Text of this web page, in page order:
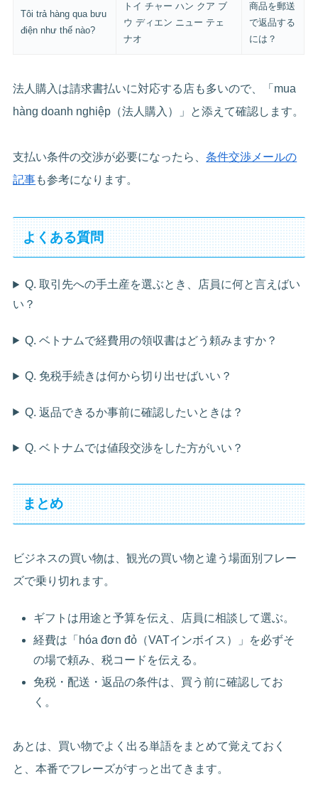
Tôi trả hàng qua bưu
điện như thế nào?
トイ チャー ハン クア ブ
ウ ディエン ニュー テェ
ナオ
商品を郵送
で返品する
には？
法人購入は請求書払いに対応する店も多いので、「mua
hàng doanh nghiệp（法人購入）」と添えて確認します。
支払い条件の交渉が必要になったら、条件交渉メールの
記事も参考になります。
よくある質問
Q. 取引先への手土産を選ぶとき、店員に何と言えばい
い？
Q. ベトナムで経費用の領収書はどう頼みますか？
Q. 免税手続きは何から切り出せばいい？
Q. 返品できるか事前に確認したいときは？
Q. ベトナムでは値段交渉をした方がいい？
まとめ
ビジネスの買い物は、観光の買い物と違う場面別フレー
ズで乗り切れます。
ギフトは用途と予算を伝え、店員に相談して選ぶ。
経費は「hóa đơn đỏ（VATインボイス）」を必ずそ
の場で頼み、税コードを伝える。
免税・配送・返品の条件は、買う前に確認してお
く。
あとは、買い物でよく出る単語をまとめて覚えておく
と、本番でフレーズがすっと出てきます。